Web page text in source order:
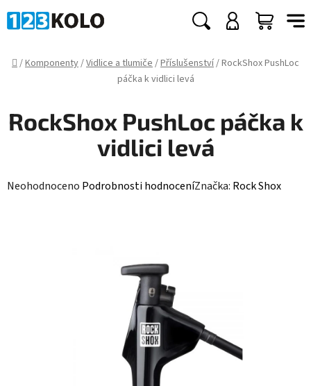
na
Hledat
KOŠÍK
Domů
/Komponenty/Vidlice a tlumiče/Příslušenství/RockShox PushLoc
páčka k vidlici levá
RockShox PushLoc páčka k
vidlici levá
Průměrné
Neohodnoceno Podrobnosti hodnoceníZnačka: Rock Shox